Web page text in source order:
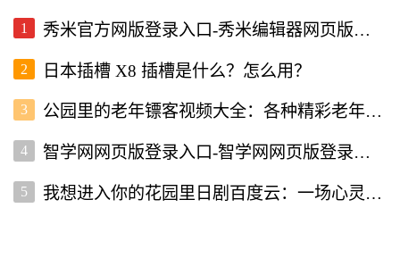
1 秀米官方网版登录入口-秀米编辑器网页版登录入口
2 日本插槽 X8 插槽是什么？怎么用？
3 公园里的老年镖客视频大全：各种精彩老年镖客瞬间全收录
4 智学网网页版登录入口-智学网网页版登录入口
5 我想进入你的花园里日剧百度云：一场心灵的治愈之旅